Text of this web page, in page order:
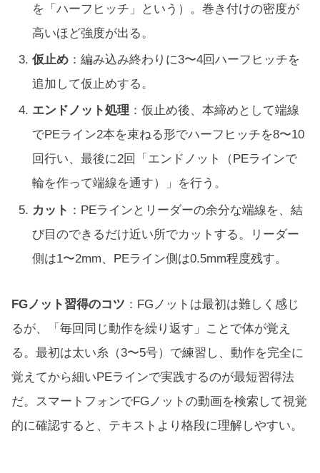
を「ハーフヒッチ」という）。巻き付けの密度が
高いほど強度が出る。
仮止め ：編み込み終わりに3〜4回ハーフヒッチを
追加して仮止めする。
エンドノット処理 ：仮止め後、本締めとして端線
でPEライン2本を束ねる形でハーフヒッチを8〜10
回行い、最後に2回「エンドノット（PEラインで
輪を作って端線を通す）」を行う。
カット ：PEラインとリーダーの余分な端線を、結
び目のできるだけ近い所でカットする。リーダー
側は1〜2mm、PEライン側は0.5mm程度残す。
FGノット習得のコツ ：FGノットは最初は難しく感じ
るが、「毎回同じ動作を繰り返す」ことで体が覚え
る。最初は太い糸（3〜5号）で練習し、動作を完全に
覚えてから細いPEラインで実践するのが最短習得法
だ。スマートフォンでFGノットの動画を検索して視覚
的に確認すると、テキストより格段に理解しやすい。